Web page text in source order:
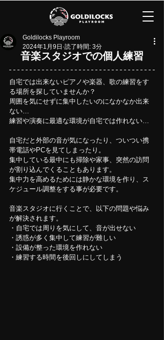
Goldilocks Playroom
2024年1月9日 読了時間: 3分
音楽スタジオでの個人練習
自宅では出来ないピアノや楽器、歌の練習をす
る場所を探していませんか？
周囲を気にせずに集中したいのになかなか出来
ない…
練習や演奏に最適な環境が自宅では作れない…
自宅だと外部の音が気になったり、ついつい携
帯電話やPCを見てしまったり。
集中している最中にも掃除や家事、突然の訪問
が割り込んでくることもあります。
集中力を高めるためには静かな環境を作り、ス
ケジュール調整をする事が必要です。
音楽スタジオに行くことで、以下の問題や悩み
が解決されます。
・自宅では周りを気にして、音が出せない
・誘惑が多く集中して練習が難しい
・設備が整った環境を作れない
・練習する時間を後回しにしてしまう